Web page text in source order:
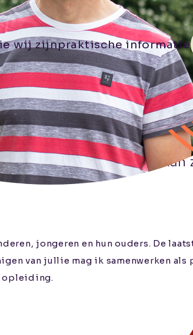
wij zijnpraktische informatie
gezin niet goed uitkomt.
op jou reageren
kunnen helpen. Dit kan
jongeren en hun ouders. De
van jullie mag ik samenwerken als
opleiding.